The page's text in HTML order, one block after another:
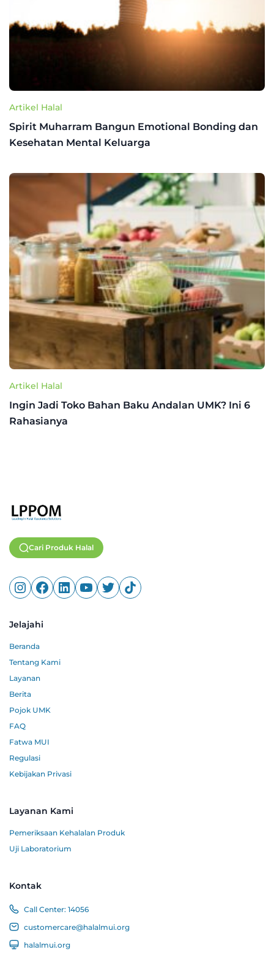
Artikel Halal
Spirit Muharram Bangun Emotional Bonding dan
Kesehatan Mental Keluarga
Artikel Halal
Ingin Jadi Toko Bahan Baku Andalan UMK? Ini 6
Rahasianya
Cari Produk Halal
Jelajahi
Beranda
Tentang Kami
Layanan
Berita
Pojok UMK
FAQ
Fatwa MUI
Regulasi
Kebijakan Privasi
Layanan Kami
Pemeriksaan Kehalalan Produk
Uji Laboratorium
Kontak
Call Center: 14056
customercare@halalmui.org
halalmui.org